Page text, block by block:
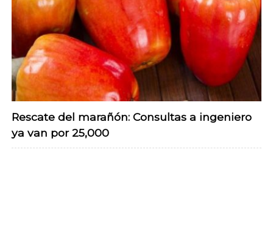
Rescate del marañón: Consultas a ingeniero
ya van por 25,000